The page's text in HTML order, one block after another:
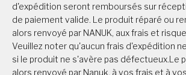
d'expédition seront remboursés sur
de paiement valide. Le produit réparé ou
alors renvoyé par NANUK, aux frais et
Veuillez noter qu'aucun frais d'expédition
si le produit ne s'avère pas défectueux.Le
alors renvoyé par Nanuk, à vos frais et à